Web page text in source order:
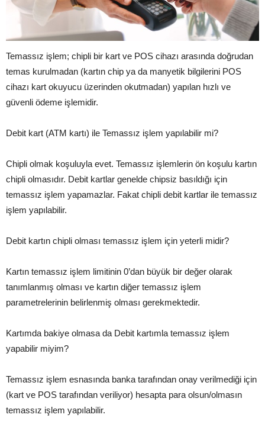
Temassız işlem; chipli bir kart ve POS cihazı arasında doğrudan
temas kurulmadan (kartın chip ya da manyetik bilgilerini POS
cihazı kart okuyucu üzerinden okutmadan) yapılan hızlı ve
güvenli ödeme işlemidir.
Debit kart (ATM kartı) ile Temassız işlem yapılabilir mi?
Chipli olmak koşuluyla evet. Temassız işlemlerin ön koşulu kartın
chipli olmasıdır. Debit kartlar genelde chipsiz basıldığı için
temassız işlem yapamazlar. Fakat chipli debit kartlar ile temassız
işlem yapılabilir.
Debit kartın chipli olması temassız işlem için yeterli midir?
Kartın temassız işlem limitinin 0’dan büyük bir değer olarak
tanımlanmış olması ve kartın diğer temassız işlem
parametrelerinin belirlenmiş olması gerekmektedir.
Kartımda bakiye olmasa da Debit kartımla temassız işlem
yapabilir miyim?
Temassız işlem esnasında banka tarafından onay verilmediği için
(kart ve POS tarafından veriliyor) hesapta para olsun/olmasın
temassız işlem yapılabilir.